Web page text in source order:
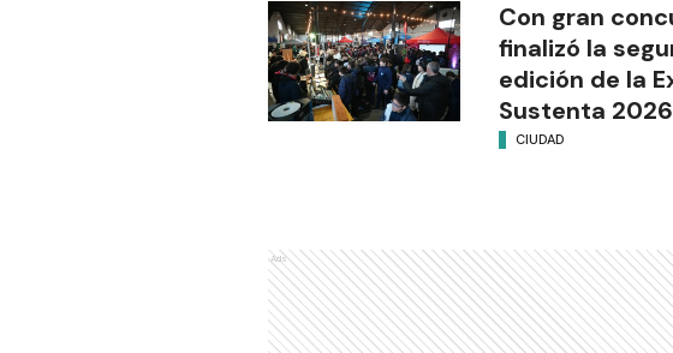
Con gran
finalizó la
edición de la
Sustenta 2026
CIUDAD
Ads